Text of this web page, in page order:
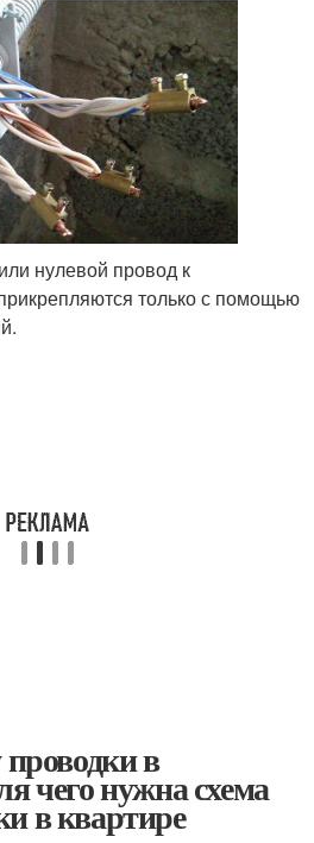
нулевой провод к
только с помощью
проводки в
чего нужна схема
в квартире